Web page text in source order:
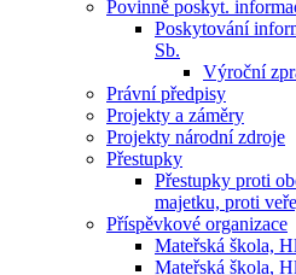
Povinně poskyt.
Poskytování
Sb.
Výroční
Právní předpisy
Projekty a záměry
Projekty národní zdroje
Přestupky
Přestupky proti
majetku, proti
Příspěvkové organizace
Mateřská škola,
Mateřská škola,